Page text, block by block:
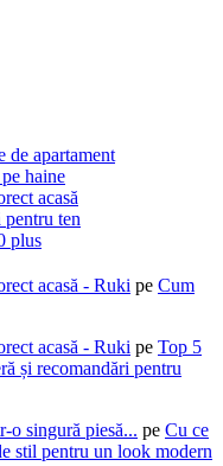
de apartament
haine
acasă
ten
plus
acasă - Ruki pe Cum
acasă - Ruki pe Top 5
și recomandări pentru
o singură piesă... pe Cu ce
stil pentru un look modern